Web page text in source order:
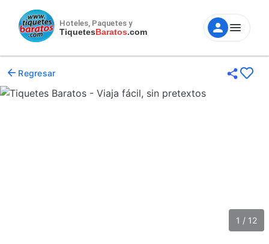
Hoteles, Paquetes y
TiquetesBaratos.com
Regresar
1 / 12